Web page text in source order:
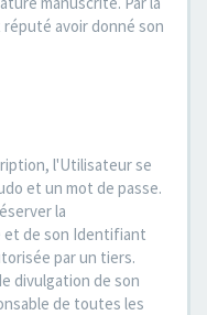
avoir donné son
l'Utilisateur se
et un mot de passe.
la
et de son Identifiant
par un tiers.
divulgation de son
de toutes les